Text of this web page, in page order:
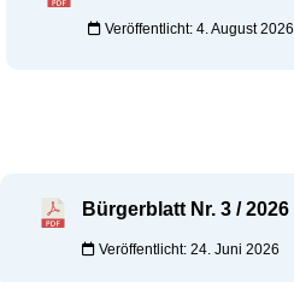
Veröffentlicht: 4. August 2026
Bürgerblatt Nr. 3 / 2026
Veröffentlicht: 24. Juni 2026